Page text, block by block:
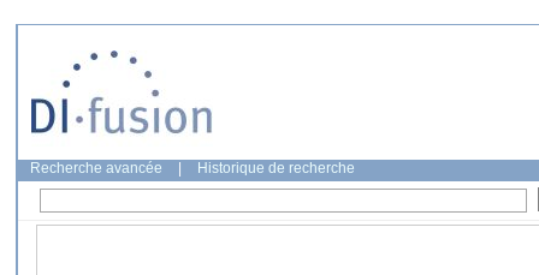
Recherche avancée Historique de recherche